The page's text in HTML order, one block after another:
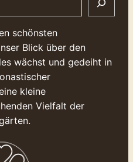
schönsten
Blick über den
wächst und gedeiht in
kleine
Vielfalt der